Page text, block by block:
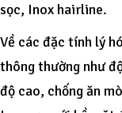
sọc, Inox hairline.
Về các đặc tính lý
thông thường như
độ cao, chống ăn